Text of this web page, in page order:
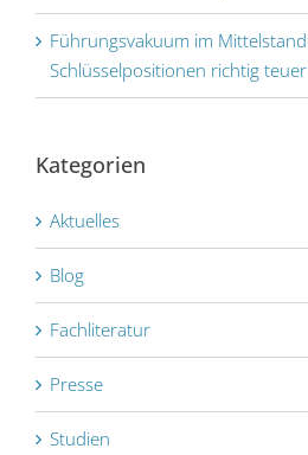
Führungs­vakuum im
Schlüssel­positionen richtig
Kategorien
Aktuelles
Blog
Fachliteratur
Presse
Studien